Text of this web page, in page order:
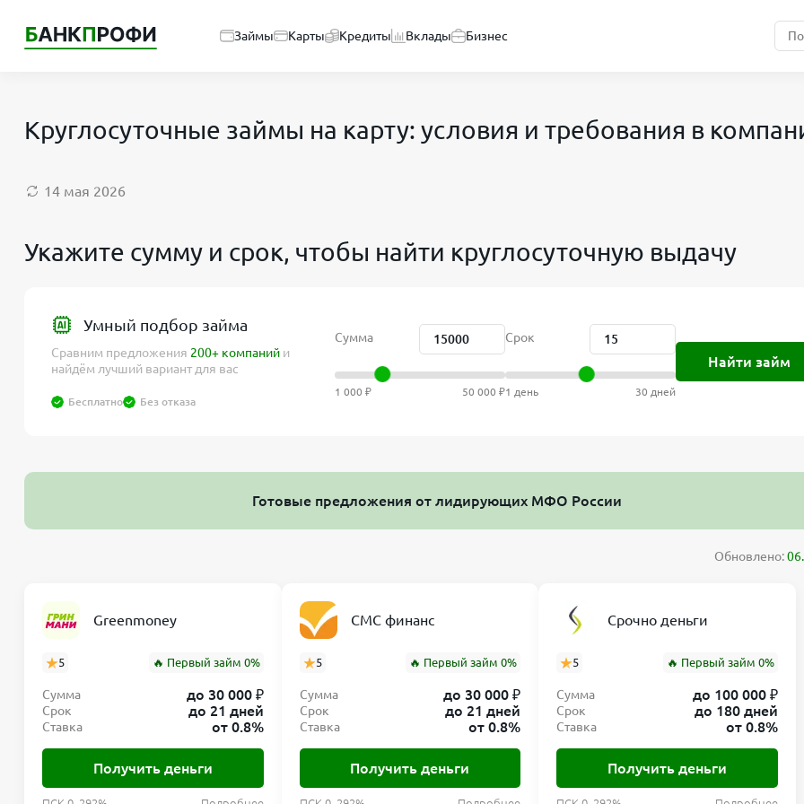
Займы Карты Кредиты Вклады Бизнес
Круглосуточные займы на карту: условия и требования в
14 мая 2026
Укажите сумму и срок, чтобы найти круглосуточную выдачу
Умный подбор займа
Сравним предложения 200+ компаний и
найдём лучший вариант для вас
Бесплатно Без отказа
Сумма
1 000 ₽ 50 000 ₽
Срок
1 день 30 дней
Найти займ
Готовые предложения от лидирующих МФО России
Обновлено:
Greenmoney
5 🔥 Первый займ 0%
Сумма до 30 000 ₽
Срок до 21 дней
Ставка от 0.8%
Получить деньги
СМС финанс
5 🔥 Первый займ 0%
Сумма до 30 000 ₽
Срок до 21 дней
Ставка от 0.8%
Получить деньги
Срочно деньги
5 🔥 Первый займ 0%
Сумма до 100 000 ₽
Срок до 180 дней
Ставка от 0.8%
Получить деньги